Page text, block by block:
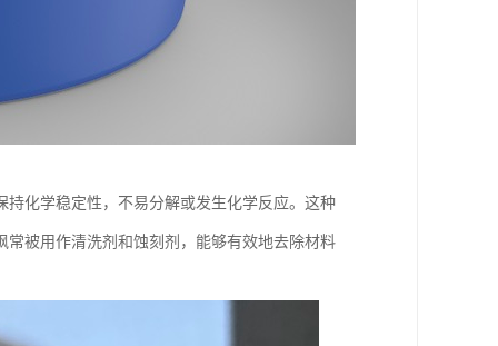
化学稳定性，不易分解或发生化学反应。这种
被用作清洗剂和蚀刻剂，能够有效地去除材料